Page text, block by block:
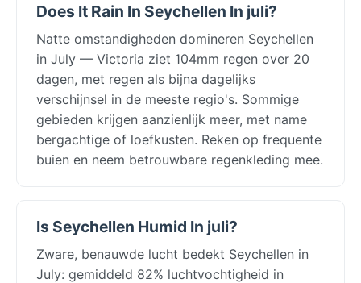
Does It Rain In Seychellen In juli?
Natte omstandigheden domineren Seychellen
in July — Victoria ziet 104mm regen over 20
dagen, met regen als bijna dagelijks
verschijnsel in de meeste regio's. Sommige
gebieden krijgen aanzienlijk meer, met name
bergachtige of loefkusten. Reken op frequente
buien en neem betrouwbare regenkleding mee.
Is Seychellen Humid In juli?
Zware, benauwde lucht bedekt Seychellen in
July: gemiddeld 82% luchtvochtigheid in